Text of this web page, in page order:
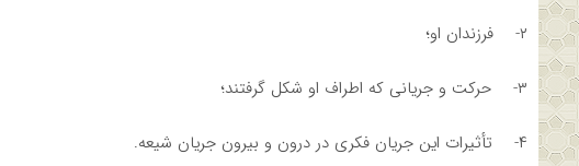
۲- فرزندان او؛
۳- حرکت و جریانی که اطراف او شکل گرفتند؛
۴- تأثیرات این جریان فکری در درون و بیرون جریان شیعه.